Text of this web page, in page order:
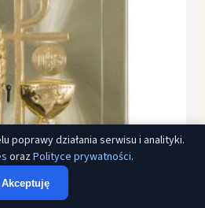
poprawy działania serwisu i analityki.
orazPolityce prywatności.
Akceptuję